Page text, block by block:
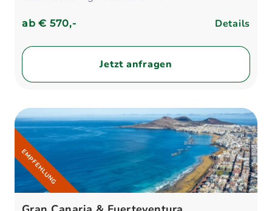
ab€ 570,- Details
Jetzt anfragen
EMPFEHLUNG